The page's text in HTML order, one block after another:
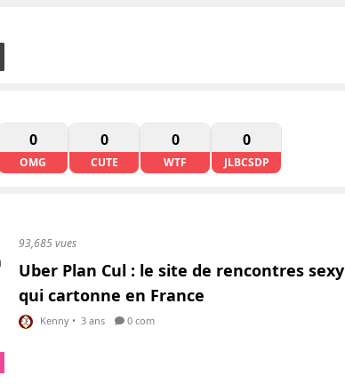
0
OMG
0
CUTE
0
WTF
0
JLBCSDP
93,685 vues
Uber Plan Cul : le site de rencontres sexy
qui cartonne en France
Kenny • 3 ans 0 com